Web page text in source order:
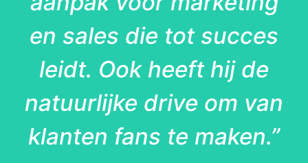
en sales die tot succes
leidt. Ook heeft hij de
natuurlijke drive om van
klanten fans te maken.”